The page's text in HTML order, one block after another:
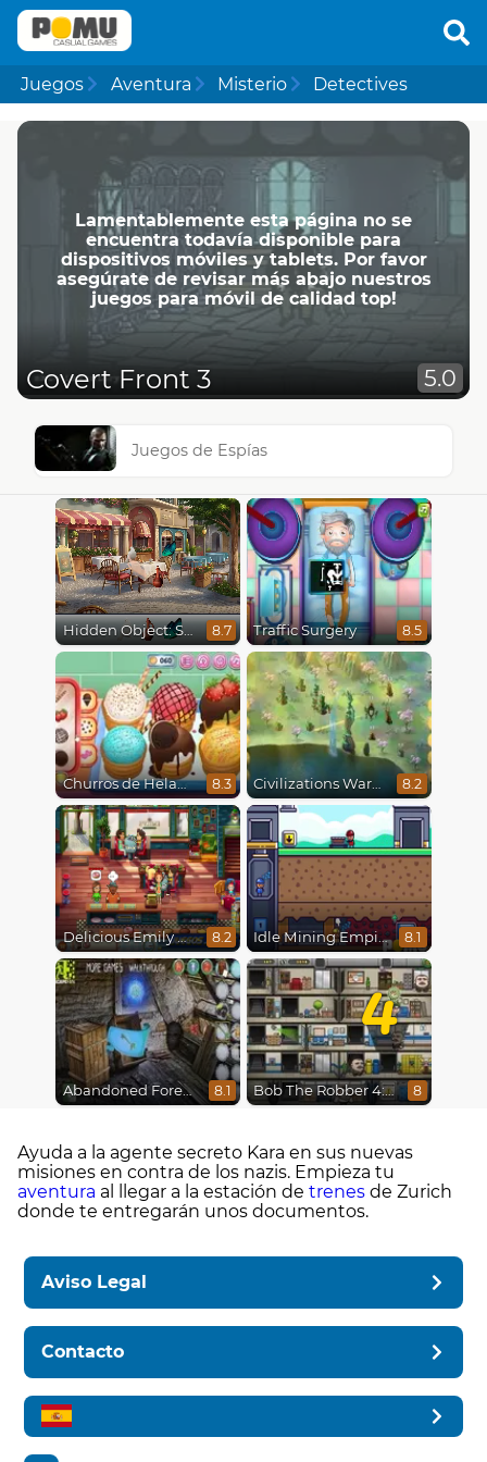
Juegos Aventura Misterio Detectives
Lamentablemente esta página no se
encuentra todavía disponible para
dispositivos móviles y tablets. Por favor
asegúrate de revisar más abajo nuestros
juegos para móvil de calidad top!
Covert Front 3 5.0
Juegos de Espías
Hidden Object: Street Of Secrets 8.7 Traffic Surgery 8.5
Churros de Helado 8.3 Civilizations Wars Master Edition 8.2
Delicious Emily New Beginning 8.2 Idle Mining Empire 8.1
Abandoned Forest House 8.1
4
Bob The Robber 4: Season 2 Russia 8
Ayuda a la agente secreto Kara en sus nuevas
misiones en contra de los nazis. Empieza tu
aventura al llegar a la estación de trenes de Zurich
donde te entregarán unos documentos.
Aviso Legal
Contacto